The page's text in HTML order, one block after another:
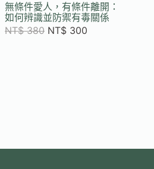
無條件愛人，有條件離開：
如何辨識並防禦有毒關係
NT$380 NT$ 300